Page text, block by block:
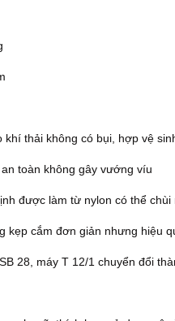
thải không có bụi, hợp vệ
toàn không gây vướng víu
được làm từ nylon có thể chùi
kẹp cắm đơn giản nhưng hiệu
28, máy T 12/1 chuyển đổi